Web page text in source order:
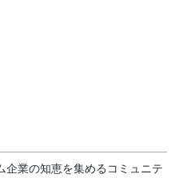
企業の知恵を集めるコミュニテ